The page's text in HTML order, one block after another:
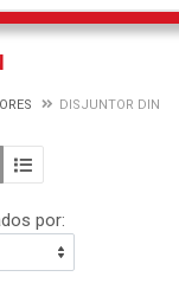
DISJUNTOR DIN
por: